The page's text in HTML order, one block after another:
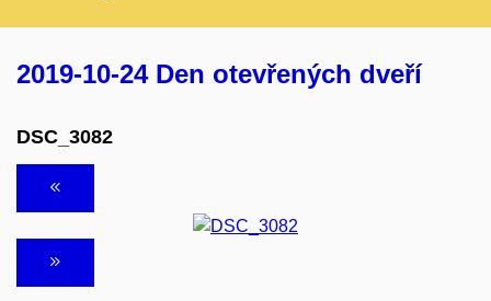
2019-10-24 Den otevřených dveří
DSC_3082